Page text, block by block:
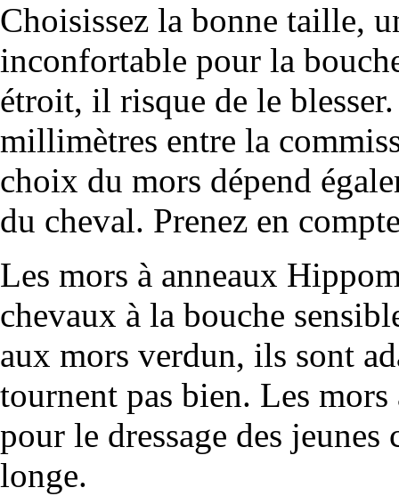
Choisissez la bonne taille,
inconfortable pour la
étroit, il risque de le
millimètres entre la
choix du mors dépend
du cheval. Prenez en
Les mors à anneaux
chevaux à la bouche
aux mors verdun, ils sont
tournent pas bien. Les
pour le dressage des
longe.